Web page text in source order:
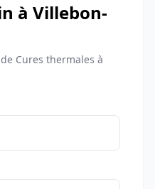
à Villebon-
Cures thermales à